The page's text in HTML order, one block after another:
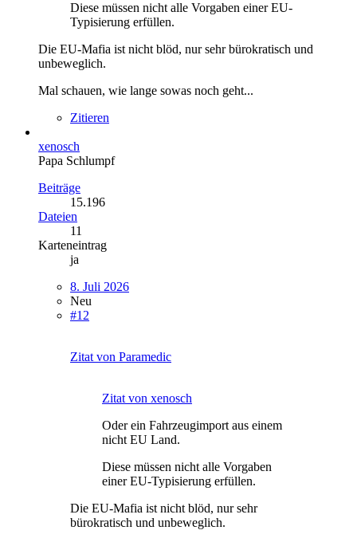
Diese müssen nicht alle Vorgaben einer EU-
Typisierung erfüllen.
Die EU-Mafia ist nicht blöd, nur sehr bürokratisch und
unbeweglich.
Mal schauen, wie lange sowas noch geht...
Zitieren
xenosch
Papa Schlumpf
Beiträge
15.196
Dateien
11
Karteneintrag
ja
8. Juli 2026
Neu
#12
Zitat von Paramedic
Zitat von xenosch
Oder ein Fahrzeugimport aus einem
nicht EU Land.
Diese müssen nicht alle Vorgaben
einer EU-Typisierung erfüllen.
Die EU-Mafia ist nicht blöd, nur sehr
bürokratisch und unbeweglich.